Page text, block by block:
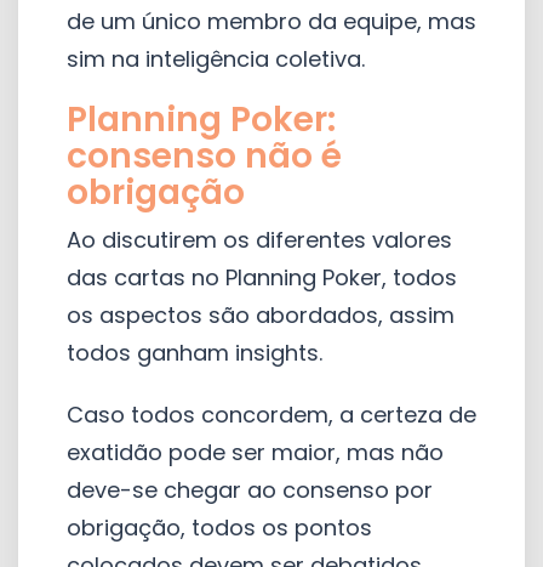
de um único membro da equipe, mas
sim na inteligência coletiva.
Planning Poker:
consenso não é
obrigação
Ao discutirem os diferentes valores
das cartas no Planning Poker, todos
os aspectos são abordados, assim
todos ganham insights.
Caso todos concordem, a certeza de
exatidão pode ser maior, mas não
deve-se chegar ao consenso por
obrigação, todos os pontos